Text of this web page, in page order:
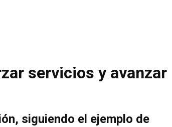
servicios y avanzar
siguiendo el ejemplo de